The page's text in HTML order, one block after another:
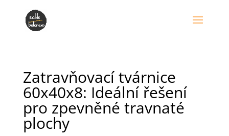
Zatravňovací tvárnice
60x40x8: Ideální řešení
pro zpevněné travnaté
plochy